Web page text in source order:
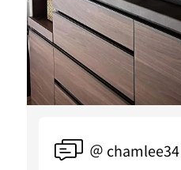
＠ chamlee34